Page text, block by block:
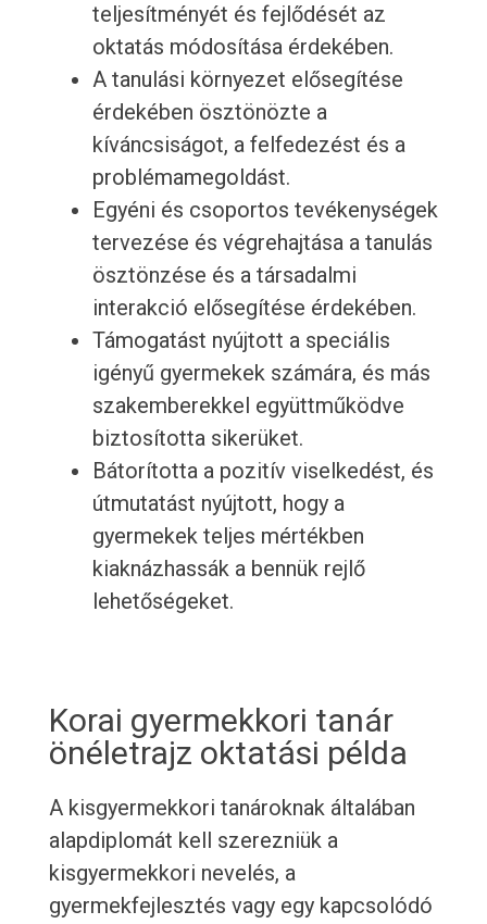
teljesítményét és fejlődését az
oktatás módosítása érdekében.
A tanulási környezet elősegítése
érdekében ösztönözte a
kíváncsiságot, a felfedezést és a
problémamegoldást.
Egyéni és csoportos tevékenységek
tervezése és végrehajtása a tanulás
ösztönzése és a társadalmi
interakció elősegítése érdekében.
Támogatást nyújtott a speciális
igényű gyermekek számára, és más
szakemberekkel együttműködve
biztosította sikerüket.
Bátorította a pozitív viselkedést, és
útmutatást nyújtott, hogy a
gyermekek teljes mértékben
kiaknázhassák a bennük rejlő
lehetőségeket.
Korai gyermekkori tanár
önéletrajz oktatási példa
A kisgyermekkori tanároknak általában
alapdiplomát kell szerezniük a
kisgyermekkori nevelés, a
gyermekfejlesztés vagy egy kapcsolódó